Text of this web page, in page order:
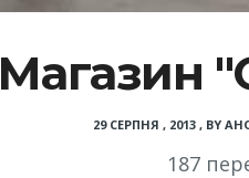
Магазин
29 СЕРПНЯ , 2013 , BY
187